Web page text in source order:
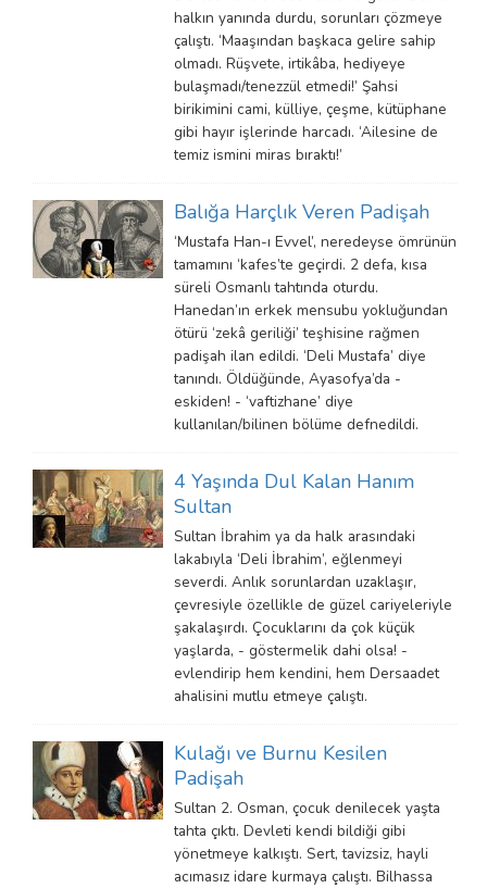
halkın yanında durdu, sorunları çözmeye
çalıştı. ‘Maaşından başkaca gelire sahip
olmadı. Rüşvete, irtikâba, hediyeye
bulaşmadı/tenezzül etmedi!’ Şahsi
birikimini cami, külliye, çeşme, kütüphane
gibi hayır işlerinde harcadı. ‘Ailesine de
temiz ismini miras bıraktı!’
Balığa Harçlık Veren Padişah
‘Mustafa Han-ı Evvel’, neredeyse ömrünün
tamamını ‘kafes’te geçirdi. 2 defa, kısa
süreli Osmanlı tahtında oturdu.
Hanedan’ın erkek mensubu yokluğundan
ötürü ‘zekâ geriliği’ teşhisine rağmen
padişah ilan edildi. ‘Deli Mustafa’ diye
tanındı. Öldüğünde, Ayasofya’da -
eskiden! - ‘vaftizhane’ diye
kullanılan/bilinen bölüme defnedildi.
4 Yaşında Dul Kalan Hanım
Sultan
Sultan İbrahim ya da halk arasındaki
lakabıyla ‘Deli İbrahim’, eğlenmeyi
severdi. Anlık sorunlardan uzaklaşır,
çevresiyle özellikle de güzel cariyeleriyle
şakalaşırdı. Çocuklarını da çok küçük
yaşlarda, - göstermelik dahi olsa! -
evlendirip hem kendini, hem Dersaadet
ahalisini mutlu etmeye çalıştı.
Kulağı ve Burnu Kesilen
Padişah
Sultan 2. Osman, çocuk denilecek yaşta
tahta çıktı. Devleti kendi bildiği gibi
yönetmeye kalkıştı. Sert, tavizsiz, hayli
acımasız idare kurmaya çalıştı. Bilhassa